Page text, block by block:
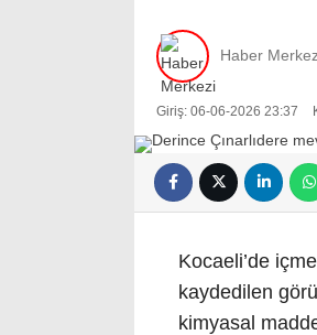
Haber
Giriş: 06-06-2026 23:37
Kocaeli’de
kaydedilen
kimyasal